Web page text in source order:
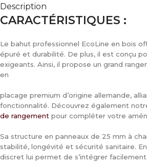
Description
CARACTÉRISTIQUES :
Le bahut professionnel EcoLine en bois
épuré et durabilité. De plus, il est conçu
exigeants. Ainsi, il propose un grand
en
placage premium d’origine allemande,
fonctionnalité. Découvrez également
de rangement pour compléter votre
Sa structure en panneaux de 25 mm à
stabilité, longévité et sécurité sanitaire.
discret lui permet de s’intégrer